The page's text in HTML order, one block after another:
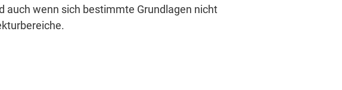
auch wenn sich bestimmte Grundlagen nicht